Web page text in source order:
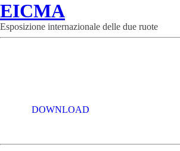
EICMA
Esposizione internazionale delle due ruote
DOWNLOAD